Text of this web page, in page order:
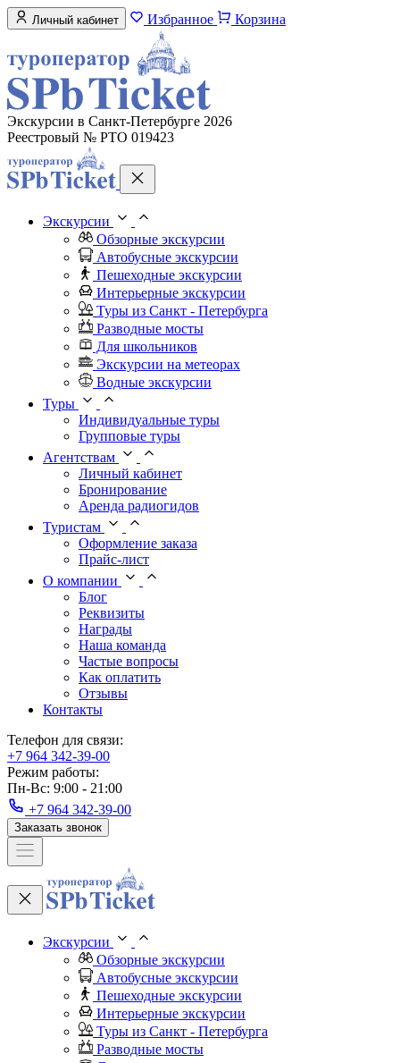
Личный кабинет Избранное Корзина
Экскурсии в Санкт-Петербурге 2026
Реестровый № РТО 019423
Экскурсии
Обзорные экскурсии
Автобусные экскурсии
Пешеходные экскурсии
Интерьерные экскурсии
Туры из Санкт - Петербурга
Разводные мосты
Для школьников
Экскурсии на метеорах
Водные экскурсии
Туры
Индивидуальные туры
Групповые туры
Агентствам
Личный кабинет
Бронирование
Аренда радиогидов
Туристам
Оформление заказа
Прайс-лист
О компании
Блог
Реквизиты
Награды
Наша команда
Частые вопросы
Как оплатить
Отзывы
Контакты
Телефон для связи:
+7 964 342-39-00
Режим работы:
Пн-Вс: 9:00 - 21:00
+7 964 342-39-00
Заказать звонок
Экскурсии
Обзорные экскурсии
Автобусные экскурсии
Пешеходные экскурсии
Интерьерные экскурсии
Туры из Санкт - Петербурга
Разводные мосты